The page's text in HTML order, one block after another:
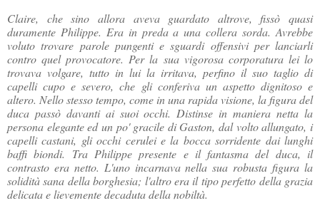
Claire, che sino allora aveva guardato altrove, fissò quasi
duramente Philippe. Era in preda a una collera sorda. Avrebbe
voluto trovare parole pungenti e sguardi offensivi per lanciarli
contro quel provocatore. Per la sua vigorosa corporatura lei lo
trovava volgare, tutto in lui la irritava, perfino il suo taglio di
capelli cupo e severo, che gli conferiva un aspetto dignitoso e
altero. Nello stesso tempo, come in una rapida visione, la figura del
duca passò davanti ai suoi occhi. Distinse in maniera netta la
persona elegante ed un po' gracile di Gaston, dal volto allungato, i
capelli castani, gli occhi cerulei e la bocca sorridente dai lunghi
baffi biondi. Tra Philippe presente e il fantasma del duca, il
contrasto era netto. L'uno incarnava nella sua robusta figura la
solidità sana della borghesia; l'altro era il tipo perfetto della grazia
delicata e lievemente decaduta della nobiltà.